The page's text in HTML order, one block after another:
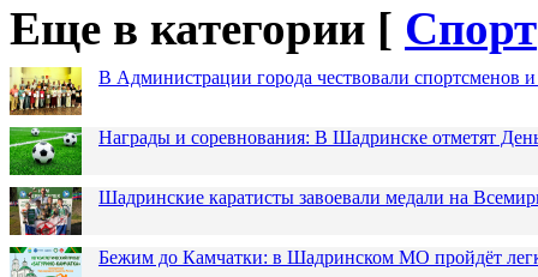
Еще в категории [ Спорт
В Администрации города чествовали спортсменов и
Награды и соревнования: В Шадринске отметят
Шадринские каратисты завоевали медали на
Бежим до Камчатки: в Шадринском МО пройдёт